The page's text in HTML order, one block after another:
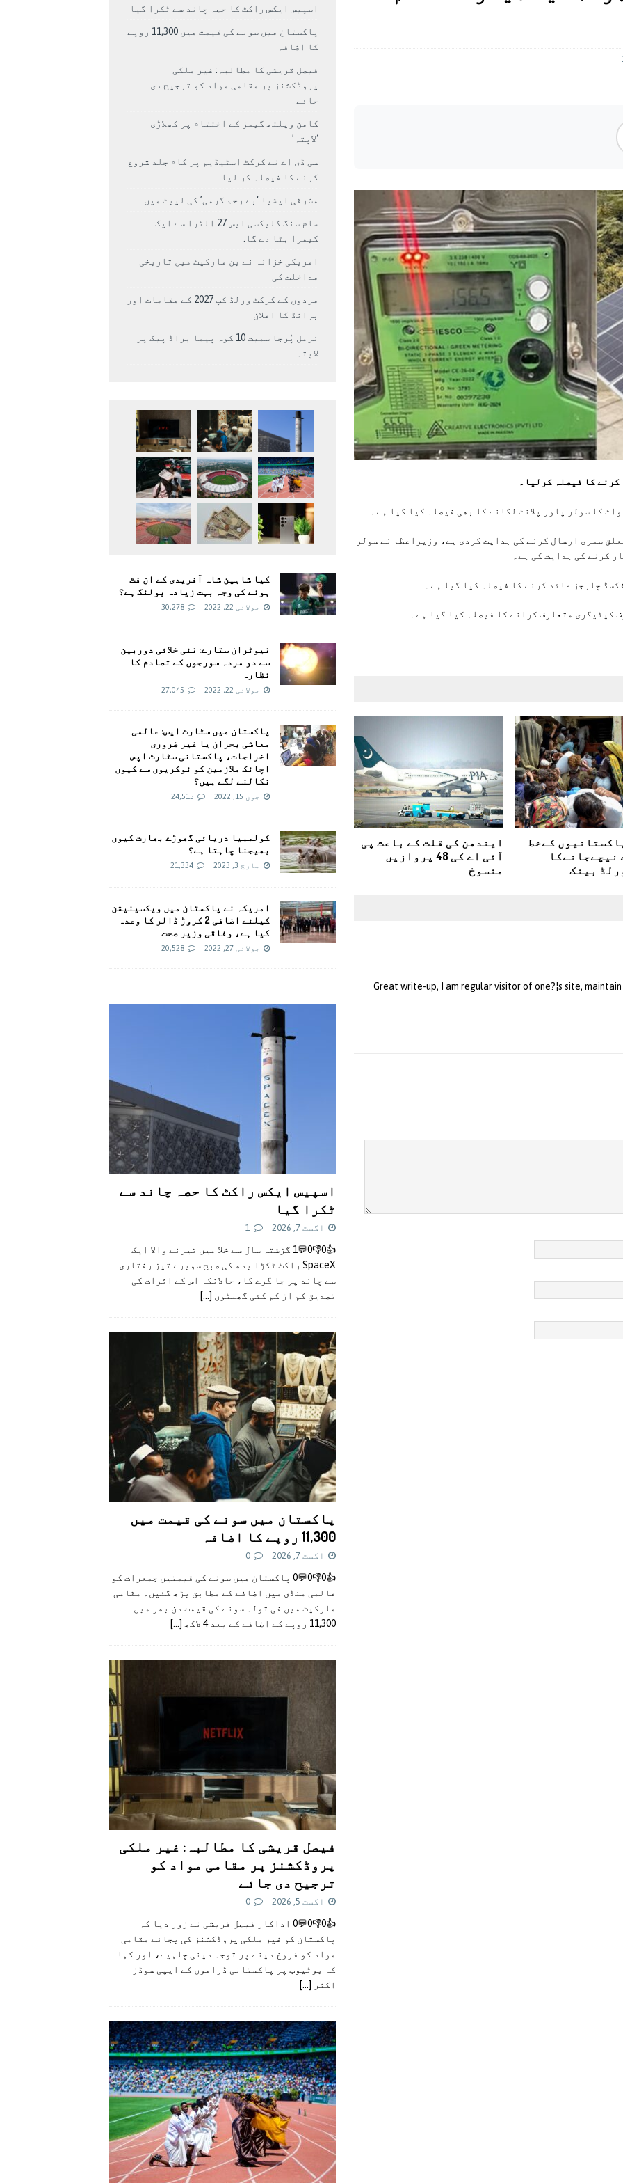
پر کام جلد شروع کرنے کا فیصلہ کر لیا پاکستان
حصہ چاند سے ٹکرا گیا
کا فیصلہ کرلیا۔
سمری ارسال کرنے کی ہدایت کردی ہے، وزیراعظم نے سولر
کرنے کی ہدایت کی ہے۔
چارجز عائد کرنے کا فیصلہ کیا گیا ہے۔
کیٹیگری متعارف کرانے کا فیصلہ کیا گیا ہے۔
کےخط
نیچےجانےکا
بینک
ایندھن کی قلت کے باعث پی
آئی اے کی 48 پروازیں
منسوخ
Great write-up, I am regular visitor of one?¦s site,
اسپیس ایکس راکٹ کا حصہ چاند سے ٹکرا گیا
پاکستان میں سونے کی قیمت میں 11,300 روپے
کا اضافہ
فیصل قریشی کا مطالبہ: غیر ملکی
پروڈکشنز پر مقامی مواد کو ترجیح دی
جائے
کامن ویلتھ گیمز کے اختتام پر کھلاڑی
‘لاپتہ’
سی ڈی اے نے کرکٹ اسٹیڈیم پر کام جلد شروع
کرنے کا فیصلہ کر لیا
مشرقی ایشیا ‘بے رحم گرمی’ کی لپیٹ میں
سام سنگ گلیکسی ایس 27 الٹرا سے ایک
کیمرا ہٹا دے گا.
امریکی خزانہ نے ین مارکیٹ میں تاریخی
مداخلت کی
مردوں کے کرکٹ ورلڈ کپ 2027 کے مقامات اور
برانڈ کا اعلان
نرمل پُرجا سمیت 10 کوہ پیما براڈ پیک پر
لاپتہ
کیا شاہین شاہ آفریدی کے ان فٹ
ہونے کی وجہ بہت زیادہ بولنگ ہے؟
جولائی 22, 2022 30,278
نیوٹران ستارے: نئی خلائی دوربین
سے دو مردہ سورجوں کے تصادم کا
نظارہ
جولائی 22, 2022 27,045
پاکستان میں سٹارٹ اپس: عالمی
معاشی بحران یا غیر ضروری
اخراجات، پاکستانی سٹارٹ اپس
اچانک ملازمین کو نوکریوں سے کیوں
نکالنے لگے ہیں؟
جون 15, 2022 24,515
کولمبیا دریائی گھوڑے بھارت کیوں
بھیجنا چاہتا ہے؟
مارچ 3, 2023 21,334
امريکہ نے پاکستان میں ویکسینیشن
کیلئے اضافی 2 کروڑ ڈالر کا وعدہ
کیا ہے، وفاقی وزیر صحت
جولائی 27, 2022 20,528
اسپیس ایکس راکٹ کا حصہ چاند سے
ٹکرا گیا
اگست 7, 2026 1
👍0👎0💬1 گزشتہ سال سے خلا میں تیرنے والا ایک
SpaceX راکٹ ٹکڑا بدھ کی صبح سویرے تیز رفتاری
سے چاند پر جا گرے گا، حالانکہ اس کے اثرات کی
تصدیق کم از کم کئی گھنٹوں [...]
پاکستان میں سونے کی قیمت میں
11,300 روپے کا اضافہ
اگست 7, 2026 0
👍0👎0💬0 پاکستان میں سونے کی قیمتیں جمعرات کو
عالمی منڈی میں اضافے کے مطابق بڑھ گئیں۔ مقامی
مارکیٹ میں فی تولہ سونے کی قیمت دن بھر میں
11,300 روپے کے اضافے کے بعد 4 لاکھ
[...]
فیصل قریشی کا مطالبہ: غیر ملکی
پروڈکشنز پر مقامی مواد کو
ترجیح دی جائے
اگست 5, 2026 0
👍0👎0💬0 اداکار فیصل قریشی نے زور دیا کہ
پاکستان کو غیر ملکی پروڈکشنز کی بجائے مقامی
مواد کو فروغ دینے پر توجہ دینی چاہیے، اور کہا
کہ یوٹیوب پر پاکستانی ڈراموں کے ایپی سوڈز
اکثر
[...]